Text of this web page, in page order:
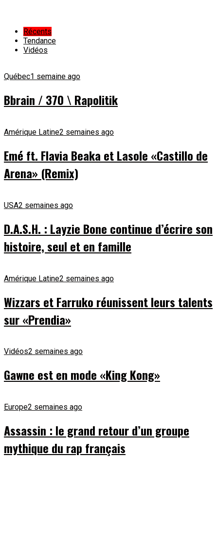
Récents
Tendance
Vidéos
Québec1 semaine ago
Bbrain / 370 \ Rapolitik
Amérique Latine2 semaines ago
Emé ft. Flavia Beaka et Lasole «Castillo de
Arena» (Remix)
USA2 semaines ago
D.A.S.H. : Layzie Bone continue d’écrire son
histoire, seul et en famille
Amérique Latine2 semaines ago
Wizzars et Farruko réunissent leurs talents
sur «Prendia»
Vidéos2 semaines ago
Gawne est en mode «King Kong»
Europe2 semaines ago
Assassin : le grand retour d’un groupe
mythique du rap français